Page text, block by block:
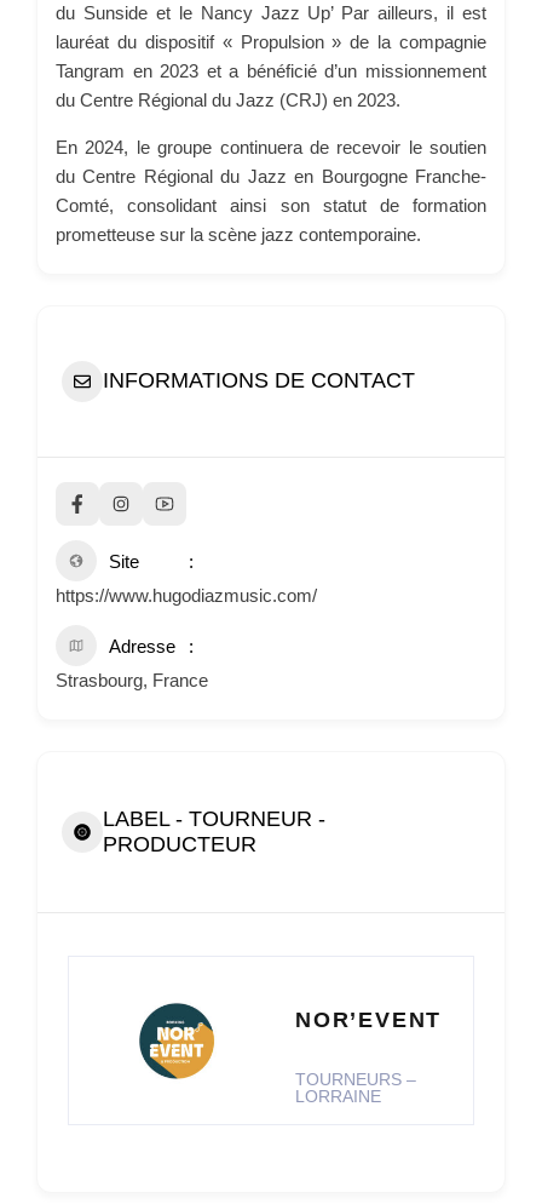
du Sunside et le Nancy Jazz Up’ Par ailleurs, il est
lauréat du dispositif « Propulsion » de la compagnie
Tangram en 2023 et a bénéficié d’un missionnement
du Centre Régional du Jazz (CRJ) en 2023.
En 2024, le groupe continuera de recevoir le soutien
du Centre Régional du Jazz en Bourgogne Franche-
Comté, consolidant ainsi son statut de formation
prometteuse sur la scène jazz contemporaine.
INFORMATIONS DE CONTACT
Site
https://www.hugodiazmusic.com/
Adresse
Strasbourg, France
LABEL - TOURNEUR -
PRODUCTEUR
NOR’EVENT
TOURNEURS –
LORRAINE